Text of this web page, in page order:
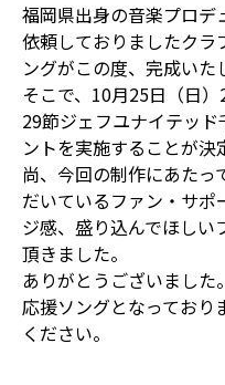
福岡県出身の音楽プロデ
依頼しておりましたクラ
ングがこの度、完成いた
そこで、10月25日（日
29節ジェフユナイテッ
ントを実施することが決
尚、今回の制作にあた
だいているファン・サポ
ジ感、盛り込んでほしい
頂きました。
ありがとうございまし
応援ソングとなっており
ください。